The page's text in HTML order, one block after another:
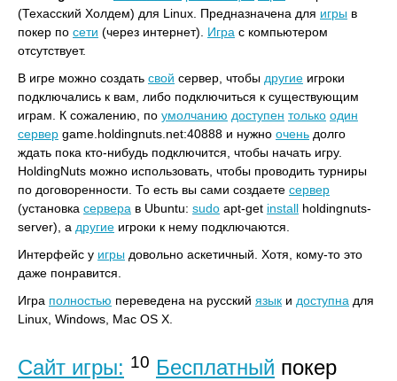
(Техасский Холдем) для Linux. Предназначена для игры в
покер по сети (через интернет). Игра с компьютером
отсутствует.
В игре можно создать свой сервер, чтобы другие игроки
подключались к вам, либо подключиться к существующим
играм. К сожалению, по умолчанию доступен только один
сервер game.holdingnuts.net:40888 и нужно очень долго
ждать пока кто-нибудь подключится, чтобы начать игру.
HoldingNuts можно использовать, чтобы проводить турниры
по договоренности. То есть вы сами создаете сервер
(установка сервера в Ubuntu: sudo apt-get install holdingnuts-
server), а другие игроки к нему подключаются.
Интерфейс у игры довольно аскетичный. Хотя, кому-то это
даже понравится.
Игра полностью переведена на русский язык и доступна для
Linux, Windows, Mac OS X.
Сайт игры: 10 Бесплатный покер